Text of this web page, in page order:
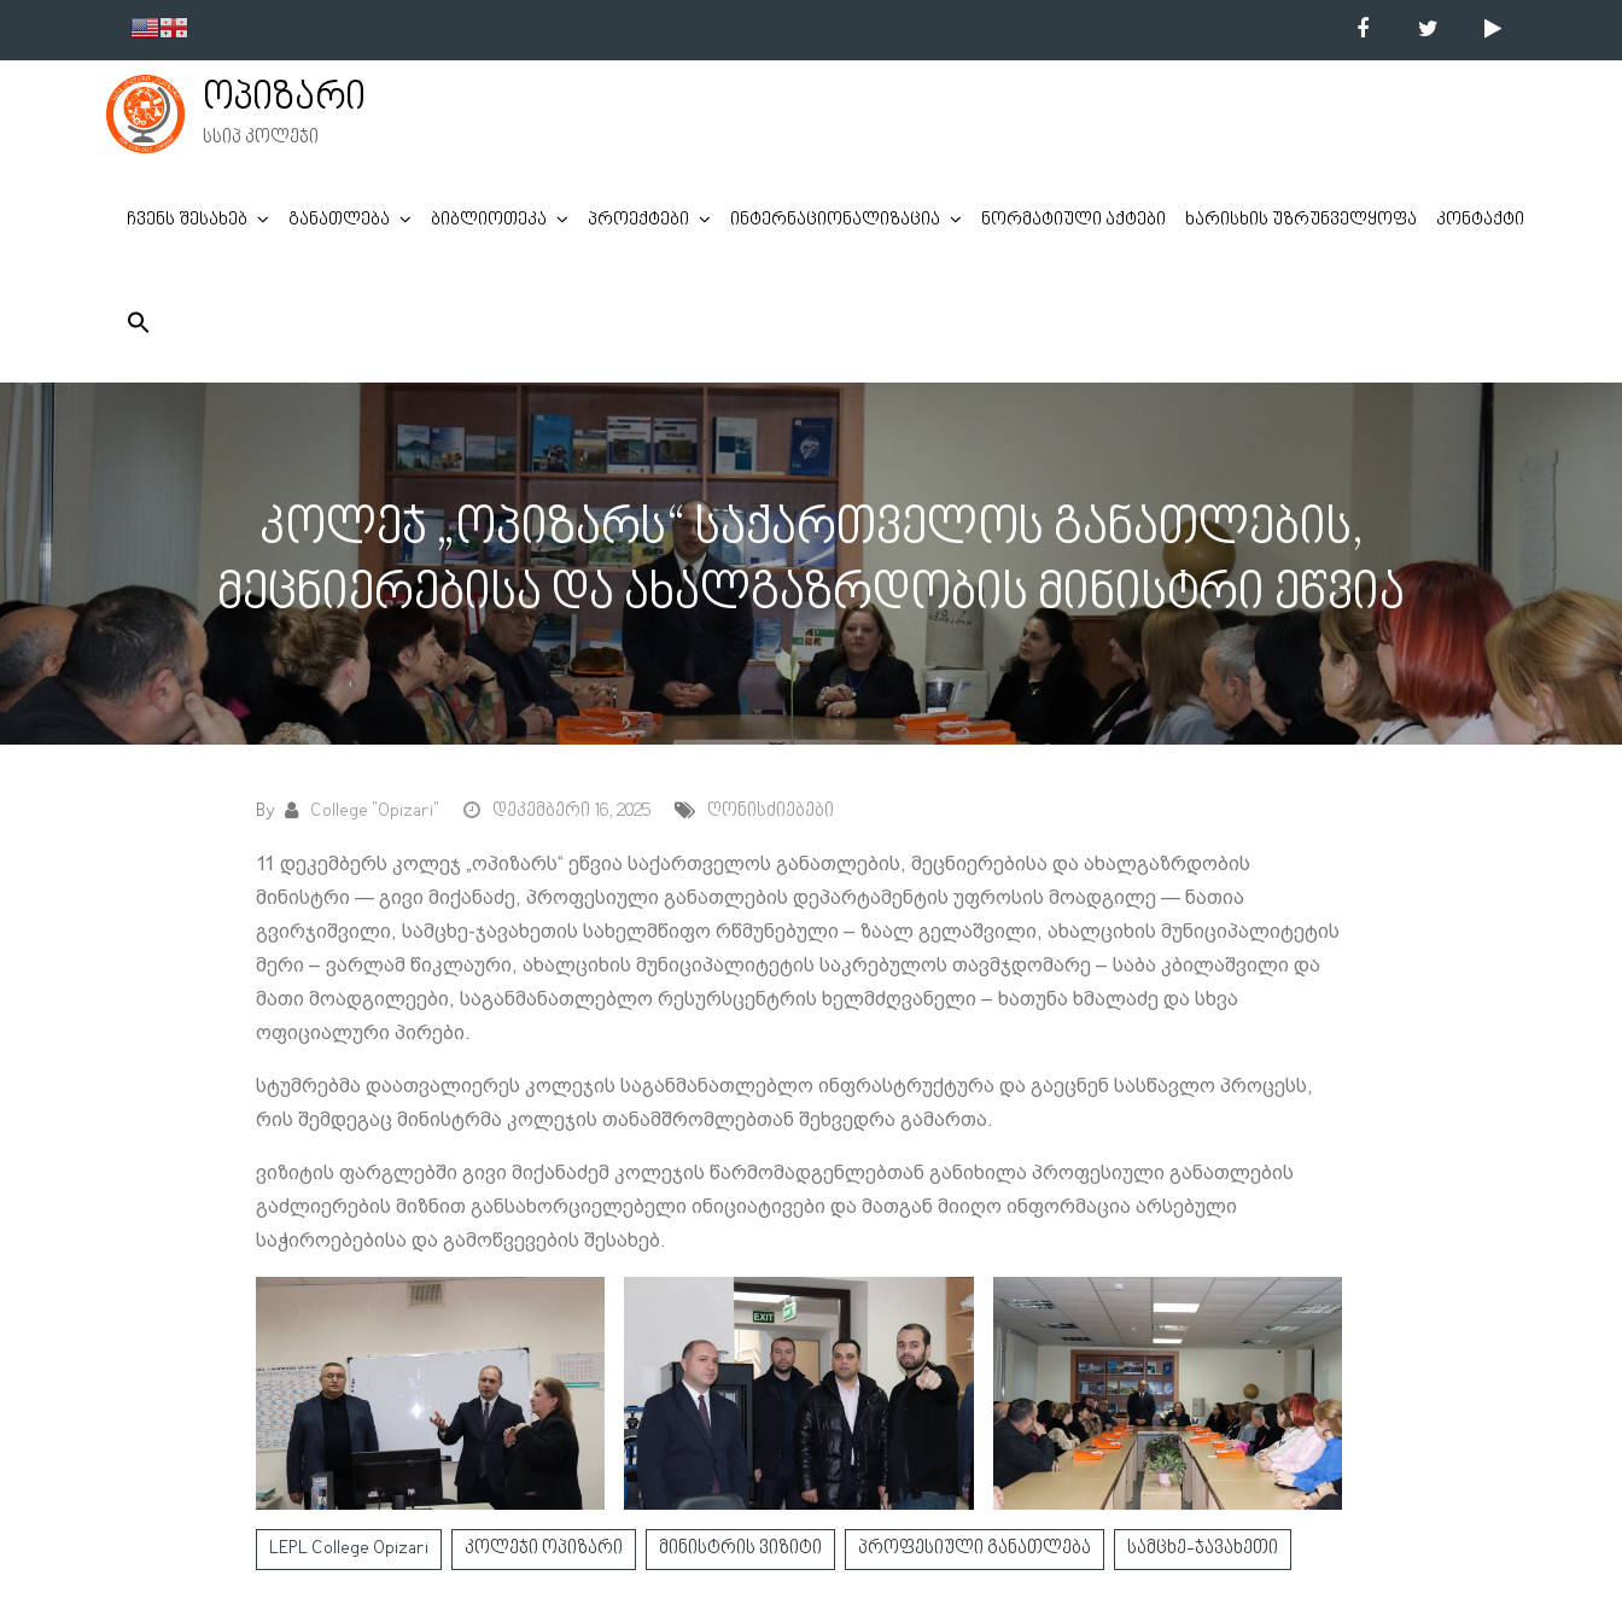
ოპიზარი
სსიპ კოლეჯი
ჩვენს შესახებ განათლება ბიბლიოთეკა პროექტები ინტერნაციონალიზაცია ნორმატიული აქტები ხარისხის უზრუნველყოფა კონტაქტი
კოლეჯ „ოპიზარს“ საქართველოს განათლების,
მეცნიერებისა და ახალგაზრდობის მინისტრი ეწვია
By College "Opizari" დეკემბერი 16, 2025 ღონისძიებები
11 დეკემბერს კოლეჯ „ოპიზარს“ ეწვია საქართველოს განათლების, მეცნიერებისა და ახალგაზრდობის
მინისტრი — გივი მიქანაძე, პროფესიული განათლების დეპარტამენტის უფროსის მოადგილე — ნათია
გვირჯიშვილი, სამცხე-ჯავახეთის სახელმწიფო რწმუნებული – ზაალ გელაშვილი, ახალციხის მუნიციპალიტეტის
მერი – ვარლამ წიკლაური, ახალციხის მუნიციპალიტეტის საკრებულოს თავმჯდომარე – საბა კბილაშვილი და
მათი მოადგილეები, საგანმანათლებლო რესურსცენტრის ხელმძღვანელი – ხათუნა ხმალაძე და სხვა
ოფიციალური პირები.
სტუმრებმა დაათვალიერეს კოლეჯის საგანმანათლებლო ინფრასტრუქტურა და გაეცნენ სასწავლო პროცესს,
რის შემდეგაც მინისტრმა კოლეჯის თანამშრომლებთან შეხვედრა გამართა.
ვიზიტის ფარგლებში გივი მიქანაძემ კოლეჯის წარმომადგენლებთან განიხილა პროფესიული განათლების
გაძლიერების მიზნით განსახორციელებელი ინიციატივები და მათგან მიიღო ინფორმაცია არსებული
საჭიროებებისა და გამოწვევების შესახებ.
LEPL College Opizari კოლეჯი ოპიზარი მინისტრის ვიზიტი პროფესიული განათლება სამცხე-ჯავახეთი